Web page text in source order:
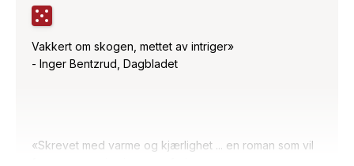
Vakkert om skogen, mettet av intriger»
- Inger Bentzrud, Dagbladet
«Skrevet med varme og kjærlighet ... en roman som vil